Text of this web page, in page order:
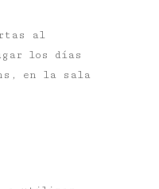
al
los días
en la sala